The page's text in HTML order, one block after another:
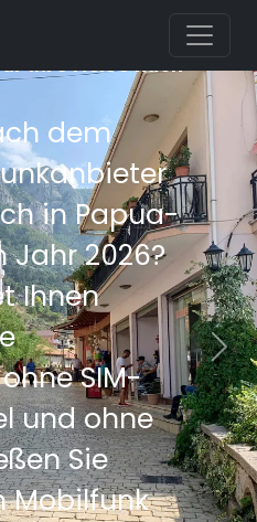
besten
dem
in Papua-
Jahr 2026?
Ihnen
SIM-
und ohne
Sie
Mobilfunk
Next